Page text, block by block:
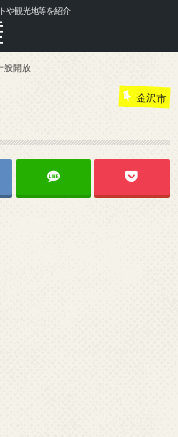
や観光地等を紹介
般開放
金沢市